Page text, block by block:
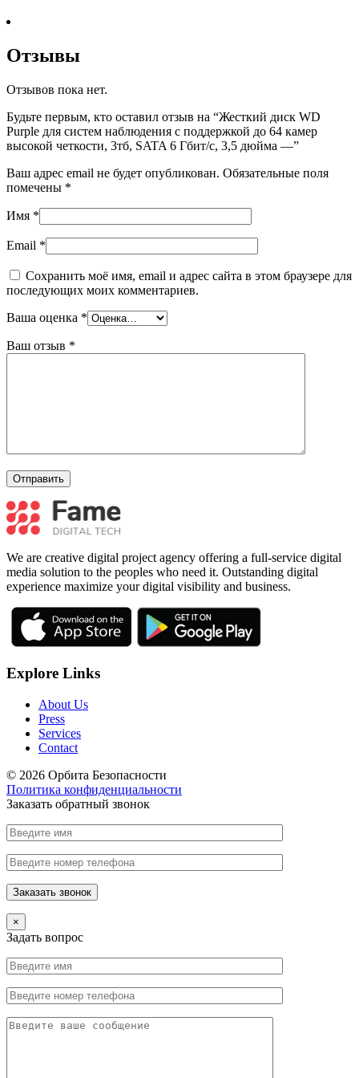
Отзывы
Отзывов пока нет.
Будьте первым, кто оставил отзыв на “Жесткий диск WD
Purple для систем наблюдения с поддержкой до 64 камер
высокой четкости, 3тб, SATA 6 Гбит/с, 3,5 дюйма —”
Ваш адрес email не будет опубликован. Обязательные поля
помечены *
Имя *
Email *
Сохранить моё имя, email и адрес сайта в этом браузере для
последующих моих комментариев.
Ваша оценка *
Ваш отзыв *
We are creative digital project agency offering a full-service digital
media solution to the peoples who need it. Outstanding digital
experience maximize your digital visibility and business.
Explore Links
About Us
Press
Services
Contact
© 2026 Орбита Безопасности
Политика конфиденциальности
Заказать обратный звонок
×
Задать вопрос